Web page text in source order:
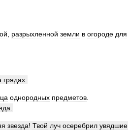
разрыхленной земли в огороде для
грядах
однородных предметов
звезда! Твой луч осеребрил увядшие